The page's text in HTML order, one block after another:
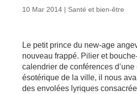
10 Mar 2014| Santé et bien-être
Le petit prince du new-age
nouveau frappé. Pilier et
calendrier de conférences
ésotérique de la ville, il nous
des envolées lyriques